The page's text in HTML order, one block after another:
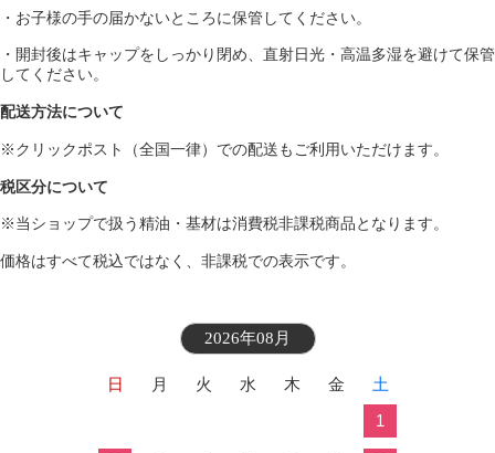
・お子様の手の届かないところに保管してください。
・開封後はキャップをしっかり閉め、直射日光・高温多湿を避けて保管
してください。
配送方法について
※クリックポスト（全国一律）での配送もご利用いただけます。
税区分について
※当ショップで扱う精油・基材は消費税非課税商品となります。
価格はすべて税込ではなく、非課税での表示です。
2026年08月
日 月 火 水 木 金
土
1